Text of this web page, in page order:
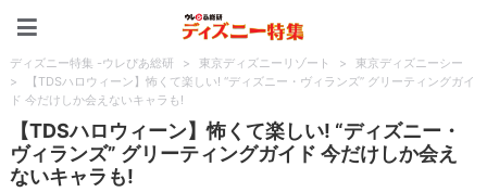
ディズニー特集 -ウレぴあ総研 > 東京ディズニーリゾート >
東京ディズニーシー
>
【TDSハロウィーン】怖くて楽しい! “ディズニー・ヴィランズ” グリーティングガイ
ド 今だけしか会えないキャラも!
【TDSハロウィーン】怖くて楽しい! “ディズニー・
ヴィランズ” グリーティングガイド 今だけしか会え
ないキャラも!